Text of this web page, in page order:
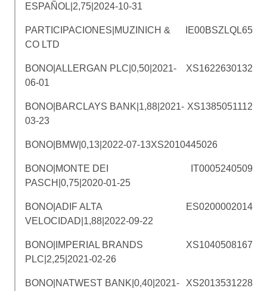
ESPAÑOL|2,75|2024-10-31
PARTICIPACIONES|MUZINICH &
CO LTD
IE00BSZLQL65
BONO|ALLERGAN PLC|0,50|2021-
06-01
XS1622630132
BONO|BARCLAYS BANK|1,88|2021-
03-23
XS1385051112
BONO|BMW|0,13|2022-07-13XS2010445026
BONO|MONTE DEI
PASCH|0,75|2020-01-25
IT0005240509
BONO|ADIF ALTA
VELOCIDAD|1,88|2022-09-22
ES0200002014
BONO|IMPERIAL BRANDS
PLC|2,25|2021-02-26
XS1040508167
BONO|NATWEST BANK|0,40|2021-
XS2013531228